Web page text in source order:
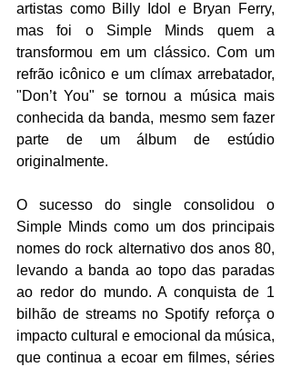
artistas como Billy Idol e Bryan Ferry,
mas foi o Simple Minds quem a
transformou em um clássico. Com um
refrão icônico e um clímax arrebatador,
"Don’t You" se tornou a música mais
conhecida da banda, mesmo sem fazer
parte de um álbum de estúdio
originalmente.
O sucesso do single consolidou o
Simple Minds como um dos principais
nomes do rock alternativo dos anos 80,
levando a banda ao topo das paradas
ao redor do mundo. A conquista de 1
bilhão de streams no Spotify reforça o
impacto cultural e emocional da música,
que continua a ecoar em filmes, séries